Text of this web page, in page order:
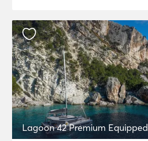
Lagoon 42 Premium Equipped